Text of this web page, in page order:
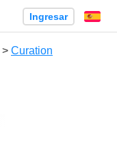
Ingresar
> Curation